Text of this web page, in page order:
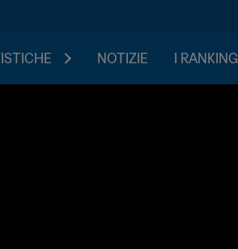
NOTIZIE I RANKING